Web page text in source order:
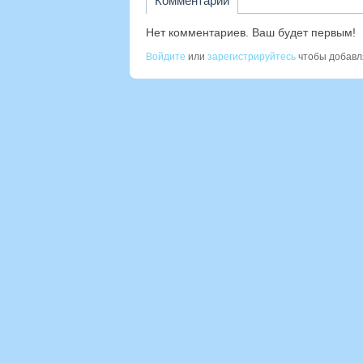
Нет комментариев. Ваш будет первым!
Войдите или зарегистрируйтесь чтобы